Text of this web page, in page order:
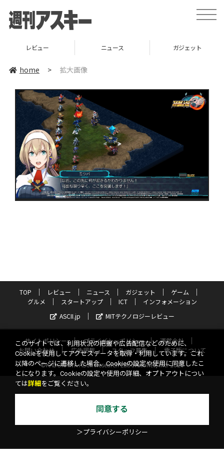
toggle
レビュー ニュース ガジェット
home > 拡大画像
TOP レビュー ニュース ガジェット
ゲーム
グルメ
スタートアップ ICT
インフォメーション
ASCII.jp
MITテクノロジーレビュー
サイトポリシー プライバシーポリシー
運営会社
お問い合わせ
広告掲載 スタッフ募集
電子版について
©KADOKAWA ASCII Research Laboratories, Inc. 2026
このサイトでは、利用状況の把握や広告配信などのために、
Cookieを使用してアクセスデータを取得・利用しています。これ
以降のページに遷移した場合、Cookieの設定や使用に同意したこ
とになります。Cookieの設定や使用の詳細、オプトアウトについ
ては詳細 をご覧ください。
同意する
＞プライバシーポリシー